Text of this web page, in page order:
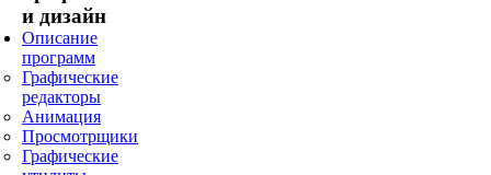
и дизайн
Описание
программ
Графические
редакторы
Анимация
Просмотрщики
Графические